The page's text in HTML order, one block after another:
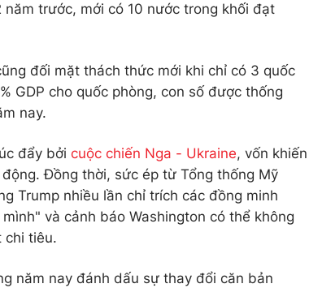
trước, mới có 10 nước trong khối đạt
đối mặt thách thức mới khi chỉ có 3 quốc
GDP cho quốc phòng, con số được thống
nay.
đẩy bởi cuộc chiến Nga - Ukraine, vốn khiến
Đồng thời, sức ép từ Tổng thống Mỹ
Trump nhiều lần chỉ trích các đồng minh
và cảnh báo Washington có thể không
chi tiêu.
năm nay đánh dấu sự thay đổi căn bản